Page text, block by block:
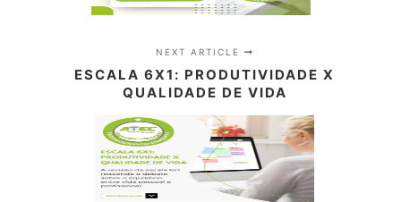
NEXT ARTICLE
ESCALA 6X1: PRODUTIVIDADE X
QUALIDADE DE VIDA